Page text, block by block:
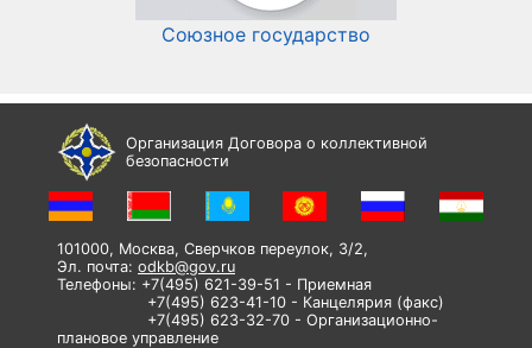
Союзное государство
Организация Договора о коллективной
безопасности
101000, Москва, Сверчков переулок, 3/2,
Эл. почта: odkb@gov.ru
Телефоны: +7(495) 621-39-51 - Приемная
+7(495) 623-41-10 - Канцелярия (факс)
+7(495) 623-32-70 - Организационно-
плановое управление